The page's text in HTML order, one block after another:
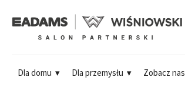
Dla domu Dla przemysłu Zobacz